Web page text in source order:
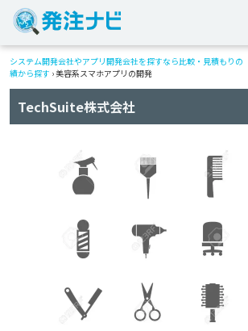
システム開発会社やアプリ開発会社を探すなら比較・見積もりの
績から探す ›美容系スマホアプリの開発
TechSuite株式会社